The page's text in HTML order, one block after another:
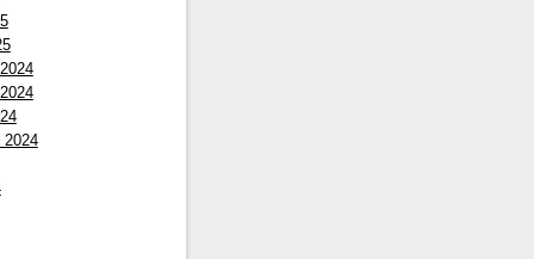
2024